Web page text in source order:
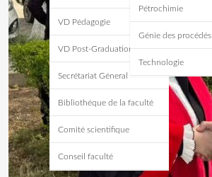
VD Pédagogie
VD Post-Graduation
Secrétariat Géneral
Bibliothéque de la faculté
Comité scientifique
Conseil faculté
Pétrochimie
Génie des procédés
Technologie